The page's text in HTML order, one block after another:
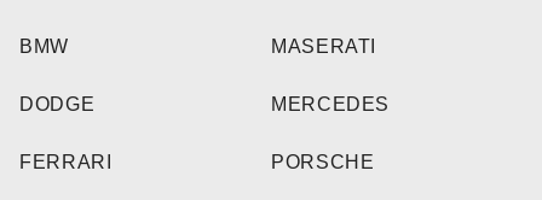
BMW
DODGE
FERRARI
MASERATI
MERCEDES
PORSCHE